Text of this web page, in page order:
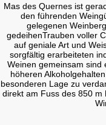
Mas des Quernes ist
den führenden
gelegenen
gedeihenTrauben voller
auf geniale Art und
sorgfältig erarbeiteten
Weinen gemeinsam sind
höheren
besonderen Lage zu
direkt am Fuss des 850 m